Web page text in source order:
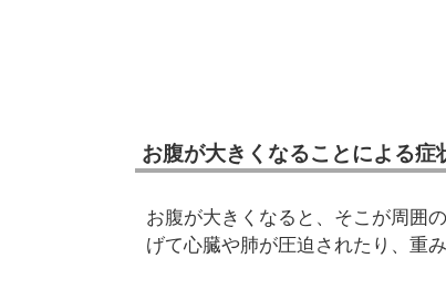
お腹が大きくなることによる症
お腹が大きくなると、そこが周囲
げて心臓や肺が圧迫されたり、重